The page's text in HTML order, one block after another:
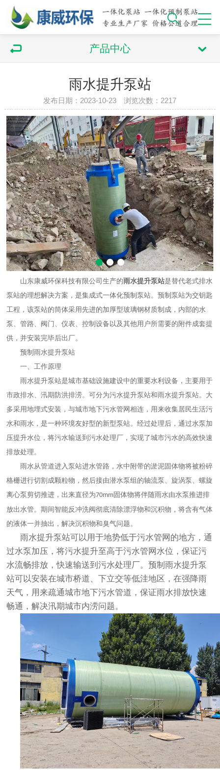
产品中心
雨水提升泵站
发布日期：2023-10-23 浏览次数：2217
山东康威环保科技有限公司生产的雨水提升泵站是替代老式排水
泵站的理想解决方案，是集成式一体化预制泵站。预制泵站为交钥匙
工程，该泵站的筒体采用先进的加厚型玻璃钢材质制成，内部的水
泵、管路、阀门、仪表、控制设备以及其他用户所需要的附件成套提
供，并安装完毕后出厂。
预制雨水提升泵站
一、工作原理
雨水提升泵站是城市基础设施建设中的重要水利设备，主要用于
市政排水、汛期防洪排涝。可分为污水提升泵站和雨水提升泵站。大
多采用地埋式安装，与城市地下污水管网相连，用来收集居民生活污
水和雨水，是一种环境友好型的新型泵站。经过处理后，通过水泵加
压提升水位，将污水输送到污水处理厂，实现了城市污水的高效快速
排放处理。
雨水从管道进入泵站进水管路，水中附带的淤泥固体物将被粉碎
格栅进行切割成颗粒物，然后接由潜水泵组的轴流泵、旋涡泵、螺旋
离心泵剪切推进，出来直径为70mm固体物将伴随雨水由水泵推进排
放出水管。期间智能反冲洗阀彻底清除漂浮物和沉积物，将含有气体
的液体一并抽出，解决沉积物和臭气问题。
雨水提升泵站可以用于地势低于污水管网的地方，通
过水泵加压，将污水提升至高于污水管网水位，保证污
水流畅排放，快速输送到污水处理厂。预制雨水提升泵
站可以安装在城市桥道、下立交等低洼地区，在强降雨
天气，用来疏通城市地下污水管道，保证雨水排放快速
畅通，解决汛期城市内涝问题。